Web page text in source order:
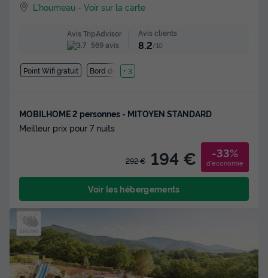
L'houmeau -Voir sur la carte
Avis TripAdvisor
569 avis
Avis clients
8.2/10
Point Wifi gratuit Bord de mer
+ 3
MOBILHOME 2 personnes - MITOYEN STANDARD
Meilleur prix pour 7 nuits
292 € 194 € -33%
d'économie
Voir les hébergements